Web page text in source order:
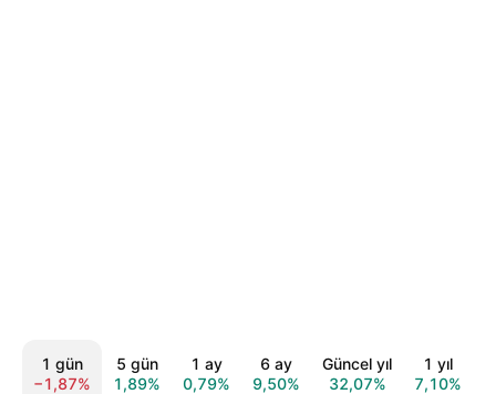
1 gün
−1,87%
5 gün
1,89%
1 ay
0,79%
6 ay
9,50%
Güncel yıl
32,07%
1 yıl
7,10%